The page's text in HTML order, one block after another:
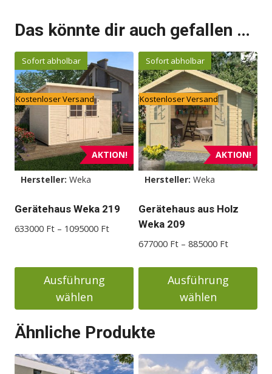
Das könnte dir auch gefallen …
AKTION!
Sofort abholbar
Kostenloser Versand
Hersteller: Weka
Gerätehaus Weka 219
633000 Ft – 1095000 FtPreisspanne:
633000 Ft
1095000 Ft
Ausführung
wählen
Produkt
mehrere
AKTION!
Sofort abholbar
Kostenloser Versand
Hersteller: Weka
Gerätehaus aus Holz
Weka 209
677000 Ft – 885000 Ft
bis
885000 Ft
Ausführung
wählen
Produkt
mehrere
Ähnliche Produkte